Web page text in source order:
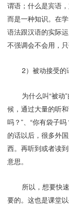
谓语；什么是宾语
而是一种知识。在
语法跟汉语的实际
不强调会不会用，只
2）被动接受的
为什么叫“被动”
候，通过大量的听
吗？”、 “你有袋子吗
的话以后，很多外
西。再听到或者读
意思。
所以，想要快
要的。这也是课堂